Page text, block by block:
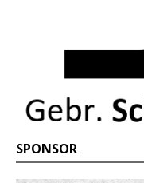
SPONSOR